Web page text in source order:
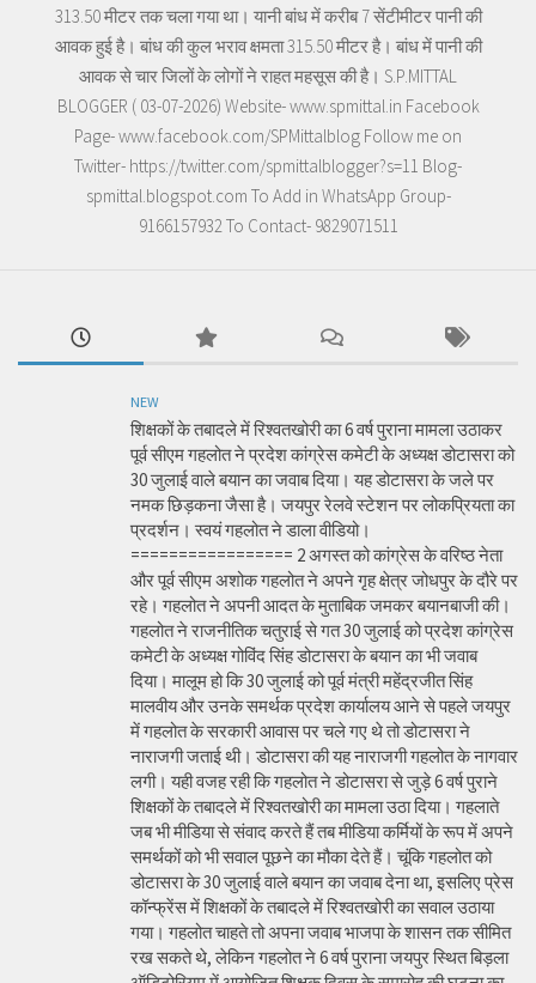
313.50 मीटर तक चला गया था। यानी बांध में करीब 7 सेंटीमीटर पानी की
आवक हुई है। बांध की कुल भराव क्षमता 315.50 मीटर है। बांध में पानी की
आवक से चार जिलों के लोगों ने राहत महसूस की है। S.P.MITTAL
BLOGGER ( 03-07-2026) Website- www.spmittal.in Facebook
Page- www.facebook.com/SPMittalblog Follow me on
Twitter- https://twitter.com/spmittalblogger?s=11 Blog-
spmittal.blogspot.com To Add in WhatsApp Group-
9166157932 To Contact- 9829071511
NEW
शिक्षकों के तबादले में रिश्वतखोरी का 6 वर्ष पुराना मामला उठाकर
पूर्व सीएम गहलोत ने प्रदेश कांग्रेस कमेटी के अध्यक्ष डोटासरा को
30 जुलाई वाले बयान का जवाब दिया। यह डोटासरा के जले पर
नमक छिड़कना जैसा है। जयपुर रेलवे स्टेशन पर लोकप्रियता का
प्रदर्शन। स्वयं गहलोत ने डाला वीडियो।
================= 2 अगस्त को कांग्रेस के वरिष्ठ नेता
और पूर्व सीएम अशोक गहलोत ने अपने गृह क्षेत्र जोधपुर के दौरे पर
रहे। गहलोत ने अपनी आदत के मुताबिक जमकर बयानबाजी की।
गहलोत ने राजनीतिक चतुराई से गत 30 जुलाई को प्रदेश कांग्रेस
कमेटी के अध्यक्ष गोविंद सिंह डोटासरा के बयान का भी जवाब
दिया। मालूम हो कि 30 जुलाई को पूर्व मंत्री महेंद्रजीत सिंह
मालवीय और उनके समर्थक प्रदेश कार्यालय आने से पहले जयपुर
में गहलोत के सरकारी आवास पर चले गए थे तो डोटासरा ने
नाराजगी जताई थी। डोटासरा की यह नाराजगी गहलोत के नागवार
लगी। यही वजह रही कि गहलोत ने डोटासरा से जुड़े 6 वर्ष पुराने
शिक्षकों के तबादले में रिश्वतखोरी का मामला उठा दिया। गहलाते
जब भी मीडिया से संवाद करते हैं तब मीडिया कर्मियों के रूप में अपने
समर्थकों को भी सवाल पूछने का मौका देते हैं। चूंकि गहलोत को
डोटासरा के 30 जुलाई वाले बयान का जवाब देना था, इसलिए प्रेस
कॉन्फ्रेंस में शिक्षकों के तबादले में रिश्वतखोरी का सवाल उठाया
गया। गहलोत चाहते तो अपना जवाब भाजपा के शासन तक सीमित
रख सकते थे, लेकिन गहलोत ने 6 वर्ष पुराना जयपुर स्थित बिड़ला